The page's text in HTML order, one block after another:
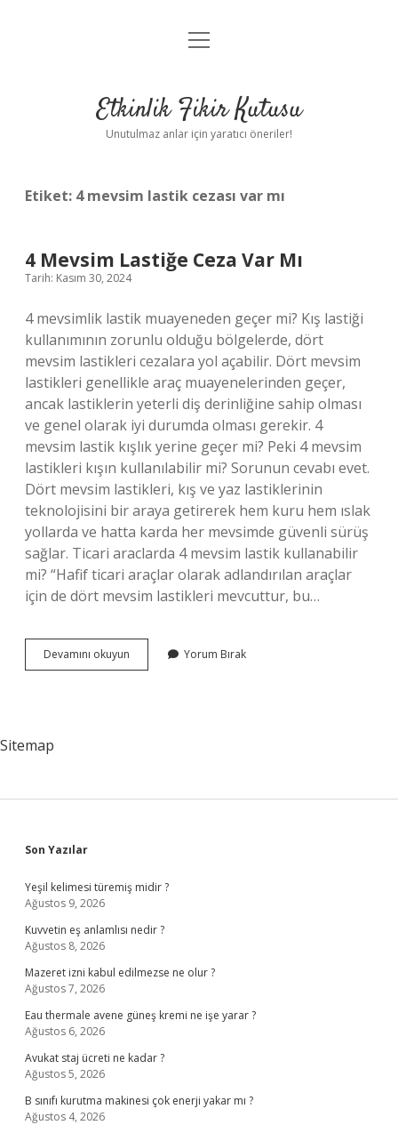
Anasayfa
Yasal Uyarı
menüyü
Etkinlik Fikir Kutusu
Unutulmaz anlar için yaratıcı öneriler!
Etiket: 4 mevsim lastik cezası var mı
4 Mevsim Lastiğe Ceza Var Mı
Tarih: Kasım 30, 2024
4 mevsimlik lastik muayeneden geçer mi? Kış lastiği
kullanımının zorunlu olduğu bölgelerde, dört
mevsim lastikleri cezalara yol açabilir. Dört mevsim
lastikleri genellikle araç muayenelerinden geçer,
ancak lastiklerin yeterli diş derinliğine sahip olması
ve genel olarak iyi durumda olması gerekir. 4
mevsim lastik kışlık yerine geçer mi? Peki 4 mevsim
lastikleri kışın kullanılabilir mi? Sorunun cevabı evet.
Dört mevsim lastikleri, kış ve yaz lastiklerinin
teknolojisini bir araya getirerek hem kuru hem ıslak
yollarda ve hatta karda her mevsimde güvenli sürüş
sağlar. Ticari araclarda 4 mevsim lastik kullanabilir
mi? “Hafif ticari araçlar olarak adlandırılan araçlar
için de dört mevsim lastikleri mevcuttur, bu…
Devamını okuyun
Mevsim
Yorum Bırak
Sitemap
Sidebar
Son Yazılar
Yeşil kelimesi türemiş midir ?
Ağustos 9, 2026
Kuvvetin eş anlamlısı nedir ?
Ağustos 8, 2026
Mazeret izni kabul edilmezse ne olur ?
Ağustos 7, 2026
Eau thermale avene güneş kremi ne işe yarar ?
Ağustos 6, 2026
Avukat staj ücreti ne kadar ?
Ağustos 5, 2026
B sınıfı kurutma makinesi çok enerji yakar mı ?
Ağustos 4, 2026